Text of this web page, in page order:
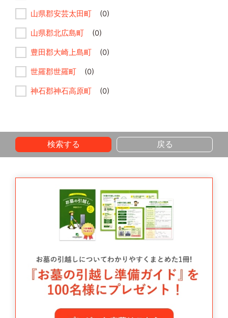
山県郡安芸太田町 (0)
山県郡北広島町 (0)
豊田郡大崎上島町 (0)
世羅郡世羅町 (0)
神石郡神石高原町 (0)
検索する 戻る